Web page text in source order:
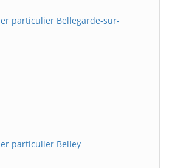
particulier Bellegarde-sur-
particulier Belley